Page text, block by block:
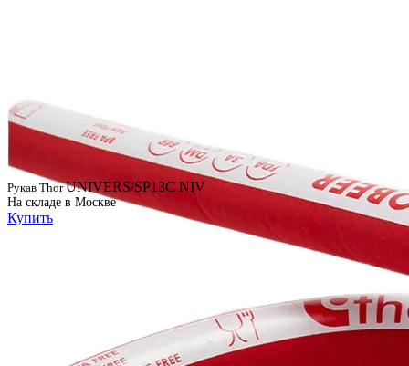
Рукав ThorUNIVERS/SP13C NIV
На складе в Москве
Купить